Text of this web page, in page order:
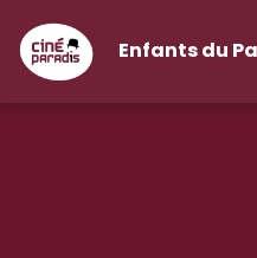
Enfants du